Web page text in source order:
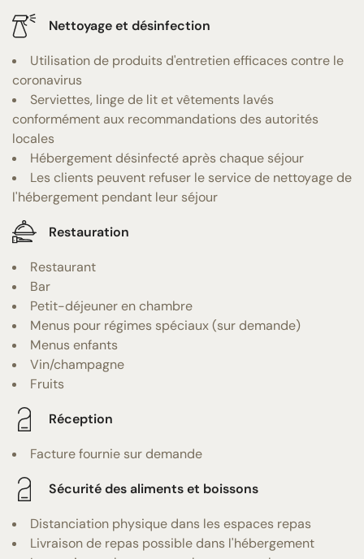
Nettoyage et désinfection
Utilisation de produits d'entretien efficaces contre le
coronavirus
Serviettes, linge de lit et vêtements lavés
conformément aux recommandations des autorités
locales
Hébergement désinfecté après chaque séjour
Les clients peuvent refuser le service de nettoyage de
l'hébergement pendant leur séjour
Restauration
Restaurant
Bar
Petit-déjeuner en chambre
Menus pour régimes spéciaux (sur demande)
Menus enfants
Vin/champagne
Fruits
Réception
Facture fournie sur demande
Sécurité des aliments et boissons
Distanciation physique dans les espaces repas
Livraison de repas possible dans l'hébergement